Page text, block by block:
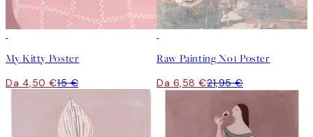
My Kitty Poster
Da 4,50 €15 €
Raw Painting No1 Poster
Da 6,58 €21,95 €